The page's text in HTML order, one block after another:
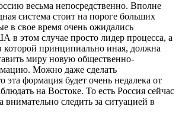
весьма непосредственно. Вполне
система стоит на пороге больших
в свое время очень ожидались
в этом случае просто лидер процесса, а
которой принципиально иная, должна
миру новую общественно-
Можно даже сделать
эта формация будет очень недалека от
на Востоке. То есть Россия сейчас
внимательно следить за ситуацией в